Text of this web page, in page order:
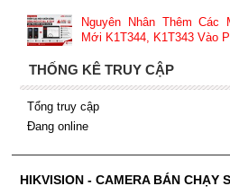
Nguyên Nhân Thêm Các
Mới K1T344, K1T343 Vào
THỐNG KÊ TRUY CẬP
Tổng truy cập
Đang online
HIKVISION - CAMERA BÁN CHẠY